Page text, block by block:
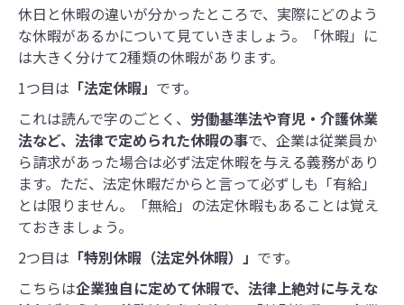
休日と休暇の違いが分かったところで、実際にどのよう
な休暇があるかについて見ていきましょう。「休暇」に
は大きく分けて2種類の休暇があります。
1つ目は 「法定休暇」 です。
これは読んで字のごとく、 労働基準法や育児・介護休業
法など、法律で定められた休暇の事で、企業は従業員か
ら請求があった場合は必ず法定休暇を与える義務があり
ます。ただ、法定休暇だからと言って必ずしも「有給」
とは限りません。「無給」の法定休暇もあることは覚え
ておきましょう。
2つ目は 「特別休暇（法定外休暇）」 です。
こちらは企業独自に定めて休暇で、法律上絶対に与えな